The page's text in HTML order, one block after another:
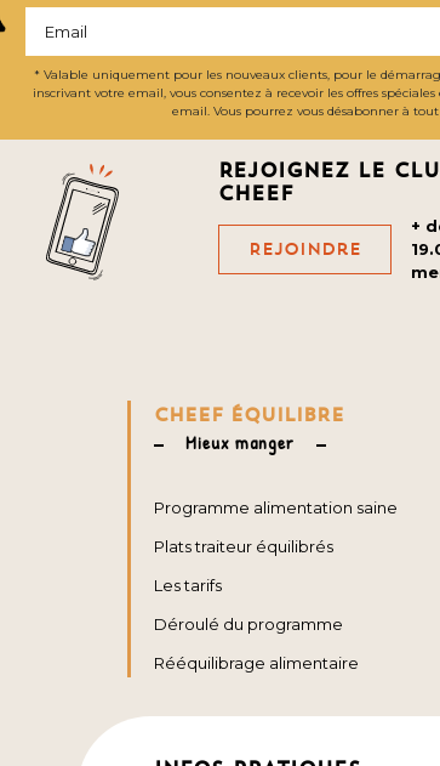
* Valable uniquement pour les nouveaux clients, pour le
inscrivant votre email, vous consentez à recevoir les offres
email. Vous pourrez vous désabonner à
Rejoignez le
cheef
Rejoindre
+
CHEEF ÉQUILIBRE
Mieux manger
Programme alimentation saine
Plats traiteur équilibrés
Les tarifs
Déroulé du programme
Rééquilibrage alimentaire